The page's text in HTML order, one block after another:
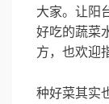
大家。让阳
好吃的蔬菜
方，也欢迎
种好菜其实